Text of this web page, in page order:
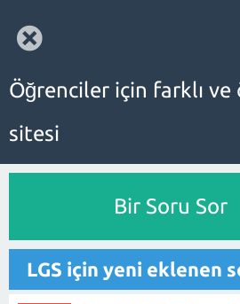
Öğrenciler için farklı ve
sitesi
Bir Soru Sor
LGS için yeni eklenen